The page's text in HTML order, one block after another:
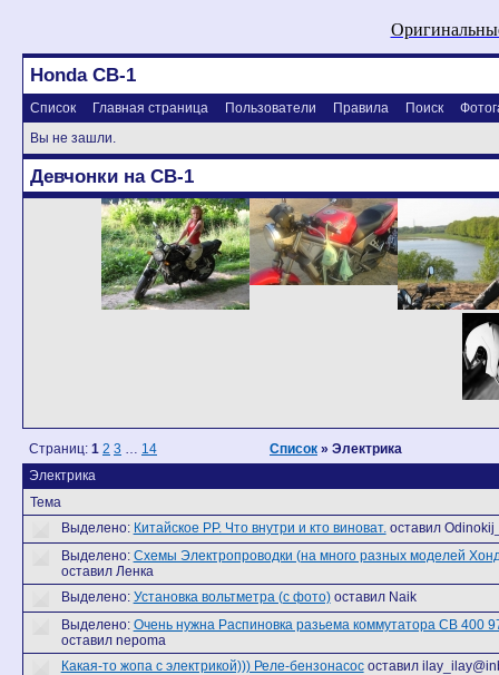
Honda CB-1
Список Главная страница Пользователи Правила Поиск
Вы не зашли.
Девчонки на CB-1
Страниц: 1 2 3 … 14 Список » Электрика
Электрика
Тема
Выделено: Китайское РР. Что внутри и кто виноват. оставил
Выделено: Схемы Электропроводки (на много разных моделей
оставил Ленка
Выделено: Установка вольтметра (с фото) оставил Naik
Выделено: Очень нужна Распиновка разьема коммутатора СВ 400
оставил nepoma
Какая-то жопа с электрикой))) Реле-бензонасос оставил